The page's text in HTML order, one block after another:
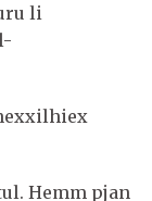
li
Hemm pjan